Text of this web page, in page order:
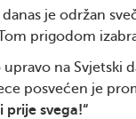
je održan
prigodom
upravo na
posvećen je
prije svega!“